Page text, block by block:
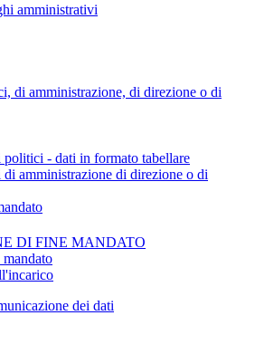
amministrativi
di amministrazione, di direzione o di
- dati in formato tabellare
amministrazione di direzione o di
DI FINE MANDATO
dei dati